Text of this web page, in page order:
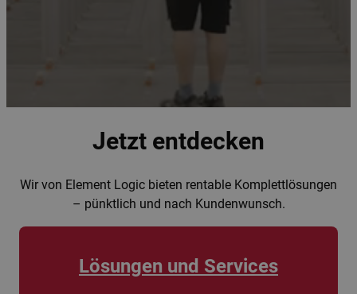
Jetzt entdecken
Wir von Element Logic bieten rentable Komplettlösungen
– pünktlich und nach Kundenwunsch.
Lösungen und Services